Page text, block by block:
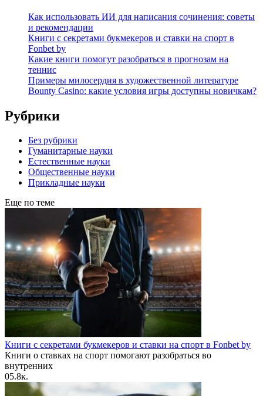
Как использовать ИИ для написания сочинения: советы
и рекомендации
Книги с секретами букмекеров и ставки на спорт в
Fonbet by
Какие книги помогут разобраться в прогнозам на
теннис
Примеры милосердия в художественной литературе
Bounty Casino: какие условия игры доступны новичкам?
Рубрики
Без рубрики
Гуманитарные науки
Естественные науки
Общественные науки
Прикладные науки
Еще по теме
Книги с секретами букмекеров и ставки на спорт в Fonbet by
Книги о ставках на спорт помогают разобраться во
внутренних
05.8к.